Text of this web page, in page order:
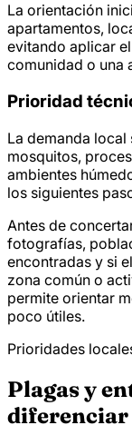
La orientación
apartamentos,
evitando aplicar
comunidad o una
Prioridad
La demanda
mosquitos,
ambientes
los siguientes
Antes de
fotografías,
encontradas y si
zona común o
permite orientar
poco útiles.
Prioridades
Plagas y
diferenciar